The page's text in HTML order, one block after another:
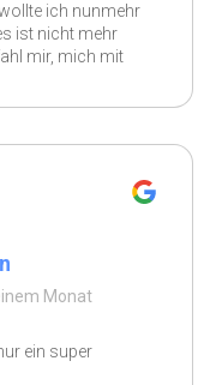
ich nunmehr
ist nicht mehr
mir, mich mit
fairen und guten
bereits
Der Inhaber
und
Monat
ein super